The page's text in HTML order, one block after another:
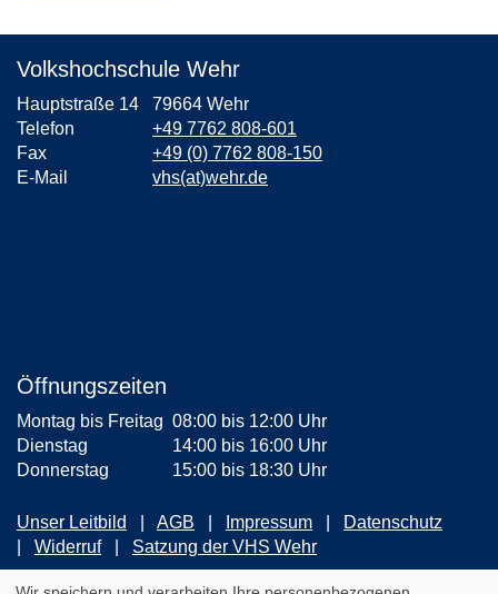
Volkshochschule Wehr
Hauptstraße 14 79664 Wehr
Telefon
+49 7762 808-601
Fax
+49 (0) 7762 808-150
E-Mail
vhs(at)wehr.de
Öffnungszeiten
Montag bis Freitag 08:00 bis 12:00 Uhr
Dienstag
14:00 bis 16:00 Uhr
Donnerstag
15:00 bis 18:30 Uhr
Unser Leitbild AGB Impressum
Datenschutz
Widerruf
Satzung der VHS Wehr
ZUM NEWSLETTER ANMELDEN